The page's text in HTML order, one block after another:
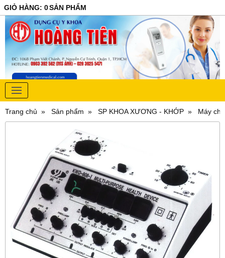
GIỎ HÀNG: 0SẢN PHẨM
Trang chủ Sản phẩm SP KHOA XƯƠNG - KHỚP Máy